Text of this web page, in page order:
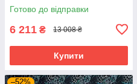
Готово до відправки
6 211 ₴ 13 008 ₴
Купити
–52%